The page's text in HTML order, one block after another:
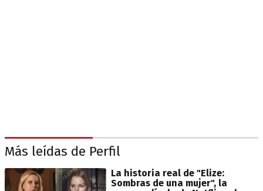
Más leídas de Perfil
La historia real de "Elize:
Sombras de una mujer", la